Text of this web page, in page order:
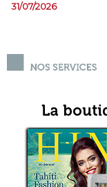
31/07/2026